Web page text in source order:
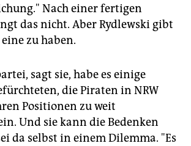
Nach einer fertigen
das nicht. Aber Rydlewski gibt
zu haben.
sagt sie, habe es einige
die Piraten in NRW
Positionen zu weit
Und sie kann die Bedenken
da selbst in einem Dilemma. "Es